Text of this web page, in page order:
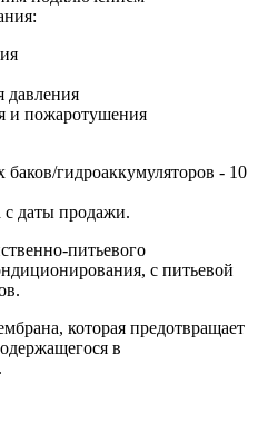
давления
и пожаротушения
гидроаккумуляторов - 10
с даты продажи.
питьевого
с питьевой
которая предотвращает
в